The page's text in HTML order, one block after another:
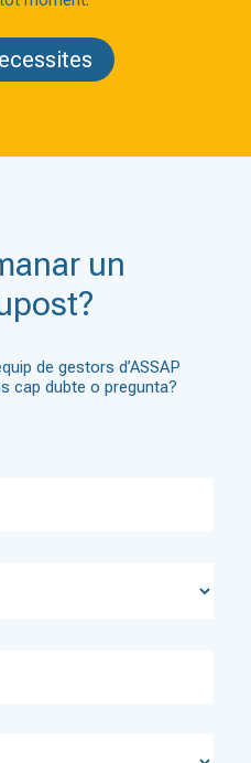
un
de gestors d’ASSAP
cap dubte o pregunta?